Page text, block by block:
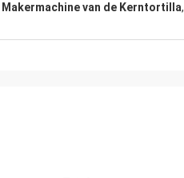
Makermachine van de Kerntortilla,